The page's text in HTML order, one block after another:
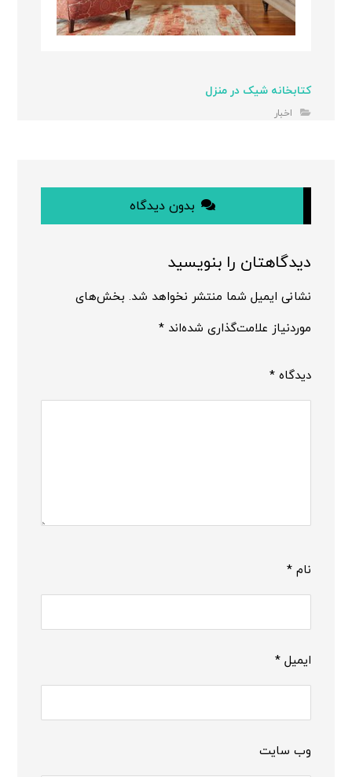
کتابخانه شیک در منزل
اخبار
بدون دیدگاه
دیدگاهتان را بنویسید
نشانی ایمیل شما منتشر نخواهد شد. بخش‌های
موردنیاز علامت‌گذاری شده‌اند*
دیدگاه*
نام*
ایمیل*
وب‌ سایت